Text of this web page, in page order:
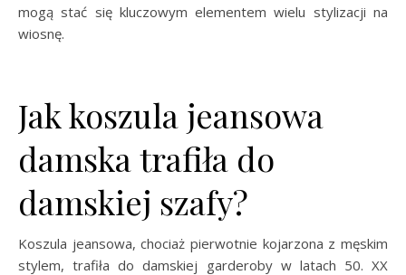
mogą stać się kluczowym elementem wielu stylizacji na
wiosnę.
Jak koszula jeansowa
damska trafiła do
damskiej szafy?
Koszula jeansowa, chociaż pierwotnie kojarzona z męskim
stylem, trafiła do damskiej garderoby w latach 50. XX